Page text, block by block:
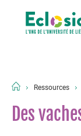
Ressources
Des